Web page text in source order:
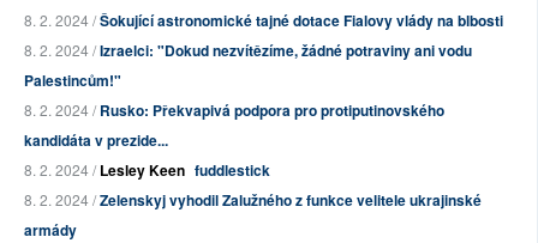
8. 2. 2024 /Šokující astronomické tajné dotace Fialovy vlády na blbosti
8. 2. 2024 /Izraelci: "Dokud nezvítězíme, žádné potraviny ani vodu
Palestincům!"
8. 2. 2024 /Rusko: Překvapivá podpora pro protiputinovského
kandidáta v prezide...
8. 2. 2024 /Lesley Keen fuddlestick
8. 2. 2024 /Zelenskyj vyhodil Zalužného z funkce velitele ukrajinské
armády